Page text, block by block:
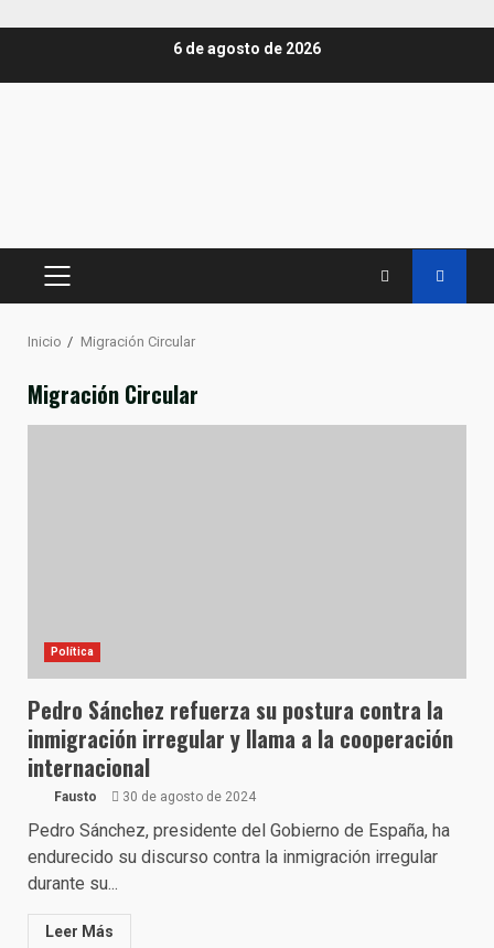
6 de agosto de 2026
MENÚ
Inicio Migración Circular
Migración Circular
Política
Pedro Sánchez refuerza su postura contra la
inmigración irregular y llama a la cooperación
internacional
Fausto 30 de agosto de 2024
Pedro Sánchez, presidente del Gobierno de España, ha
endurecido su discurso contra la inmigración irregular
durante su...
Leer Más